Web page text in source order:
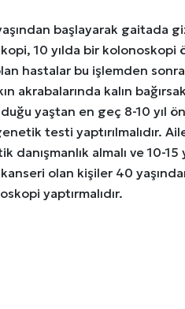
başlayarak gaitada
10 yılda bir
hastalar bu işlemden
akrabalarında kalın
yaştan en geç 8-10 yıl
testi yaptırılmalıdır.
danışmanlık almalı ve 10-
olan kişiler 40
yaptırmalıdır.